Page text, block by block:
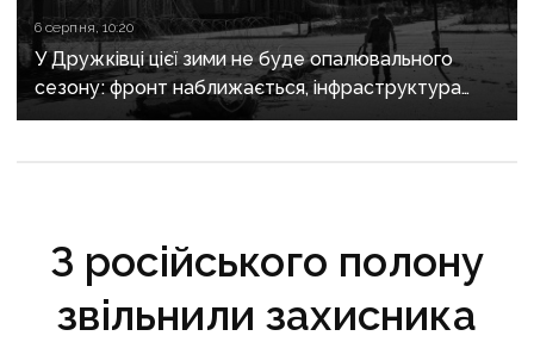
6 серпня, 10:20
У Дружківці цієї зими не буде опалювального
сезону: фронт наближається, інфраструктура
критично зруйнована
З російського полону
звільнили захисника